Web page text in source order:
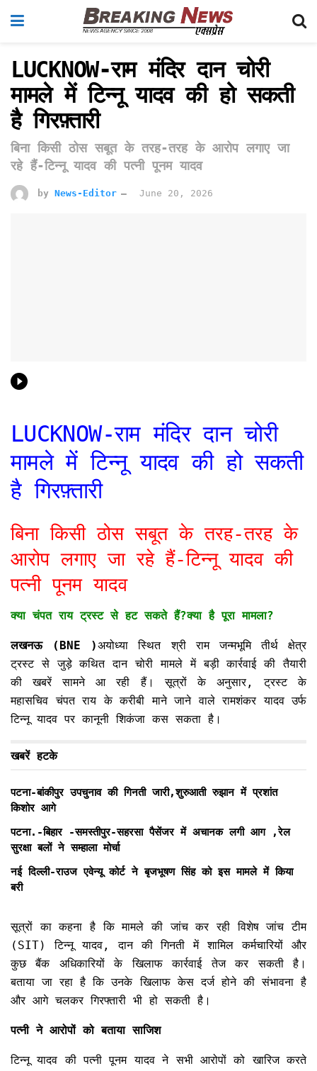
LUCKNOW-राम मंदिर दान चोरी
मामले में टिन्नू यादव की हो सकती
है गिरफ़्तारी
बिना किसी ठोस सबूत के तरह-तरह के आरोप लगाए जा
रहे हैं-टिन्नू यादव की पत्नी पूनम यादव
by News-Editor June 20, 2026
LUCKNOW-राम मंदिर दान चोरी
मामले में टिन्नू यादव की हो सकती
है गिरफ़्तारी
बिना किसी ठोस सबूत के तरह-तरह के
आरोप लगाए जा रहे हैं-टिन्नू यादव की
पत्नी पूनम यादव
क्या चंपत राय ट्रस्ट से हट सकते हैं?क्या है पूरा मामला?
लखनऊ (BNE )अयोध्या स्थित श्री राम जन्मभूमि तीर्थ क्षेत्र
ट्रस्ट से जुड़े कथित दान चोरी मामले में बड़ी कार्रवाई की तैयारी
की खबरें सामने आ रही हैं। सूत्रों के अनुसार, ट्रस्ट के
महासचिव चंपत राय के करीबी माने जाने वाले रामशंकर यादव उर्फ
टिन्नू यादव पर कानूनी शिकंजा कस सकता है।
खबरें हटके
पटना-बांकीपुर उपचुनाव की गिनती जारी,शुरुआती रुझान में प्रशांत
किशोर आगे
पटना.-बिहार -समस्तीपुर-सहरसा पैसेंजर में अचानक लगी आग ,रेल
सुरक्षा बलों ने सम्हाला मोर्चा
नई दिल्ली-राउज एवेन्यू कोर्ट ने बृजभूषण सिंह को इस मामले में किया
बरी
सूत्रों का कहना है कि मामले की जांच कर रही विशेष जांच टीम
(SIT) टिन्नू यादव, दान की गिनती में शामिल कर्मचारियों और
कुछ बैंक अधिकारियों के खिलाफ कार्रवाई तेज कर सकती है।
बताया जा रहा है कि उनके खिलाफ केस दर्ज होने की संभावना है
और आगे चलकर गिरफ्तारी भी हो सकती है।
पत्नी ने आरोपों को बताया साजिश
टिन्नू यादव की पत्नी पूनम यादव ने सभी आरोपों को खारिज करते